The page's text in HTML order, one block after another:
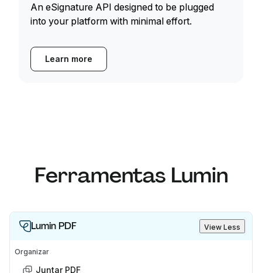
An eSignature API designed to be plugged
into your platform with minimal effort.
Learn more
Ferramentas Lumin
Lumin PDF View Less
Organizar
Juntar PDF